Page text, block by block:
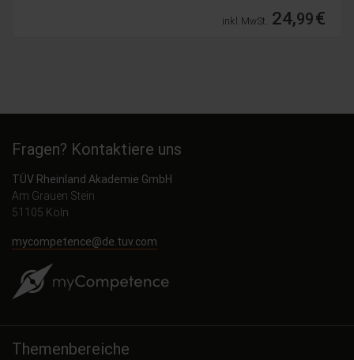
inkl. MwSt. 24,99€
Fragen? Kontaktiere uns
TÜV Rheinland Akademie GmbH
Am Grauen Stein
51105 Köln
mycompetence@de.tuv.com
Themenbereiche